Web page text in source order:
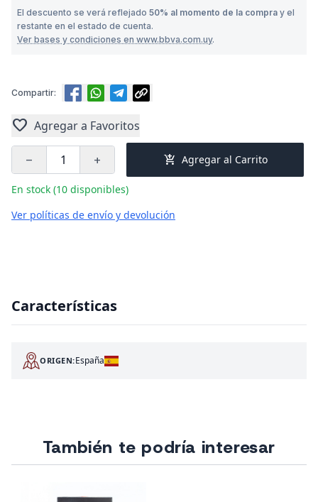
El descuento se verá reflejado 50% al momento de la compra y el
restante en el estado de cuenta.
Ver bases y condiciones en www.bbva.com.uy.
Compartir:
favorite Agregar a Favoritos
remove add add_shopping_cart Agregar al Carrito
En stock (10 disponibles)
Ver políticas de envío y devolución
Características
ORIGEN:España
También te podría interesar